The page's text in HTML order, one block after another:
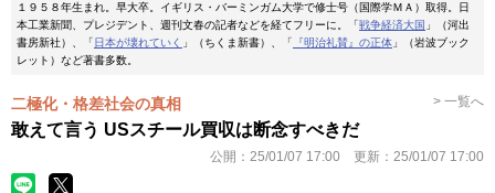
１９５８年生まれ。早大卒。イギリス・バーミンガム大学で修士号（国際学ＭＡ）取得。日
本工業新聞、プレジデント、週刊文春の記者などを経てフリーに。「戦争経済大国 」（河出
書房新社）、「日本が壊れていく 」（ちくま新書）、「 『明治礼賛』の正体 」（岩波ブック
レット）など著書多数。
二極化・格差社会の真相 > 一覧へ
敢えて言う USスチール買収は断念すべきだ
公開： 25/01/07 17:00 更新： 25/01/07 17:00